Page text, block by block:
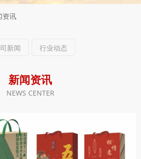
资讯
新闻 行业动态
新闻资讯
NEWS CENTER